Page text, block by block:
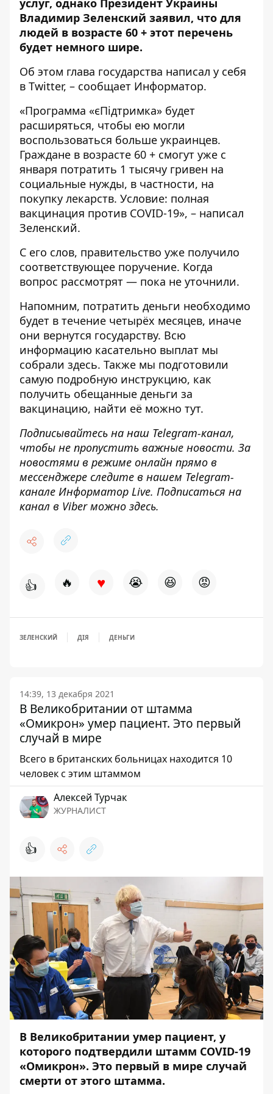
услуг, однако Президент Украины
Владимир Зеленский заявил, что для
людей в возрасте 60 + этот перечень
будет немного шире.
Об этом глава государства написал у себя
в Twitter, – сообщает Информатор.
«Программа «єПідтримка» будет
расширяться, чтобы ею могли
воспользоваться больше украинцев.
Граждане в возрасте 60 + смогут уже с
января потратить 1 тысячу гривен на
социальные нужды, в частности, на
покупку лекарств. Условие: полная
вакцинация против COVID-19», – написал
Зеленский.
С его слов, правительство уже получило
соответствующее поручение. Когда
вопрос рассмотрят — пока не уточнили.
Напомним, потратить деньги необходимо
будет в течение четырёх месяцев, иначе
они вернутся государству. Всю
информацию касательно выплат мы
собрали здесь. Также мы подготовили
самую подробную инструкцию, как
получить обещанные деньги за
вакцинацию, найти её можно тут.
Подписывайтесь на наш Telegram-канал,
чтобы не пропустить важные новости. За
новостями в режиме онлайн прямо в
мессенджере следите в нашем Telegram-
канале Информатор Live. Подписаться на
канал в Viber можно здесь.
👍 🔥 ♥ 😭 😆 😡
ЗЕЛЕНСКИЙ ДІЯ ДЕНЬГИ
14:39, 13 декабря 2021
В Великобритании от штамма
«Омикрон» умер пациент. Это первый
случай в мире
Всего в британских больницах находится 10
человек с этим штаммом
Алексей Турчак
ЖУРНАЛИСТ
👍
В Великобритании умер пациент, у
которого подтвердили штамм COVID-19
«Омикрон». Это первый в мире случай
смерти от этого штамма.